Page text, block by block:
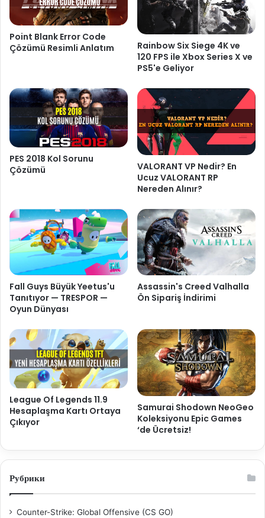
Point Blank Error Code
Çözümü Resimli Anlatım
Rainbow Six Siege 4K ve
120 FPS ile Xbox Series X ve
PS5'e Geliyor
PES 2018 Kol Sorunu
Çözümü
VALORANT VP Nedir? En
Ucuz VALORANT RP
Nereden Alınır?
Fall Guys Büyük Yeetus'u
Tanıtıyor — TRESPOR —
Oyun Dünyası
Assassin's Creed Valhalla
Ön Sipariş İndirimi
League Of Legends 11.9
Hesaplaşma Kartı Ortaya
Çıkıyor
Samurai Shodown NeoGeo
Koleksiyonu Epic Games
‘de Ücretsiz!
Рубрики
Counter-Strike: Global Offensive (CS GO)